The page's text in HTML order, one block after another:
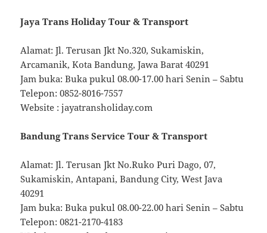
Jaya Trans Holiday Tour & Transport
Alamat: Jl. Terusan Jkt No.320, Sukamiskin,
Arcamanik, Kota Bandung, Jawa Barat 40291
Jam buka: Buka pukul 08.00-17.00 hari Senin – Sabtu
Telepon: 0852-8016-7557
Website : jayatransholiday.com
Bandung Trans Service Tour & Transport
Alamat: Jl. Terusan Jkt No.Ruko Puri Dago, 07,
Sukamiskin, Antapani, Bandung City, West Java
40291
Jam buka: Buka pukul 08.00-22.00 hari Senin – Sabtu
Telepon: 0821-2170-4183